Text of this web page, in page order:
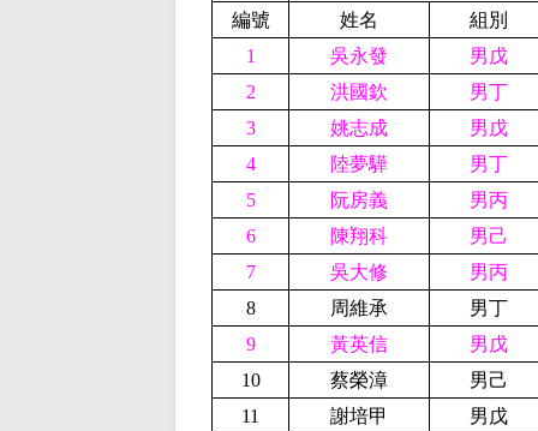
編號 姓名
組別
1
吳永發
男戊
2
洪國欽
男丁
3
姚志成
男戊
4
陸夢驊
男丁
5
阮房義
男丙
6
陳翔科
男己
7
吳大修
男丙
8
周維承
男丁
9
黃英信
男戊
10
蔡榮漳
男己
11
謝培甲
男戊